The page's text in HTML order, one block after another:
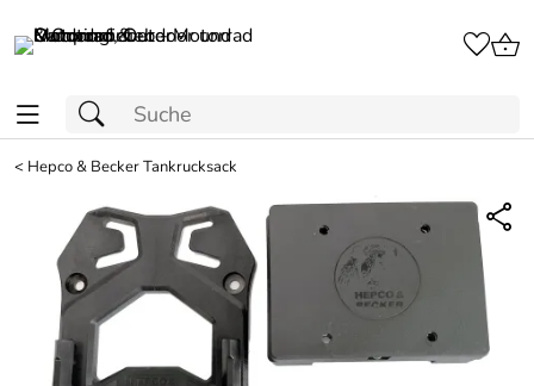
< Hepco & Becker Tankrucksack